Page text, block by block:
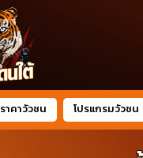
ราคาวัวชน โปรแกรมวัวชน